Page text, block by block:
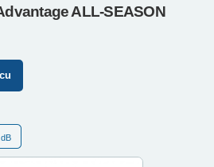
ALL-SEASON
dB